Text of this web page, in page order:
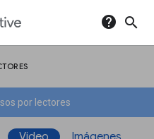
help search
por lectores